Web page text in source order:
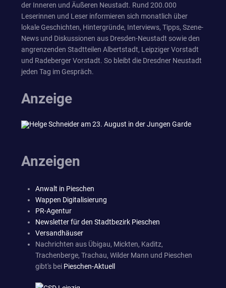
der Inneren und Äußeren Neustadt. Rund 200.000
Leserinnen und Leser informieren sich monatlich über
lokale Geschichten, Hintergründe, Interviews, Tipps, Szene-
News und Diskussionen aus Dresden-Neustadt sowie den
angrenzenden Stadtteilen Albertstadt, Leipziger Vorstadt
und Radeberger Vorstadt. So bleibt die Dresdner Neustadt
jeden Tag im Gespräch.
Anzeige
Anzeigen
Anwalt in Pieschen
Wappen Digitalisierung
PR-Agentur
Newsletter für den Stadtbezirk Pieschen
Versandhäuser
Nachrichten aus Übigau, Mickten, Kaditz,
Trachenberge, Trachau, Wilder Mann und Pieschen
gibt's bei Pieschen-Aktuell